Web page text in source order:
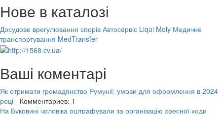
Нове в каталозі
Досудове врегулювання спорів Автосервіс Liqui Moly Медичне
транспортування MedTransfer
Ваші коментарі
Як отримати громадянство Румунії: умови для оформлення в 2024
році - Комментариев: 1
На Буковині чоловіка оштрафували за організацію хресної ходи